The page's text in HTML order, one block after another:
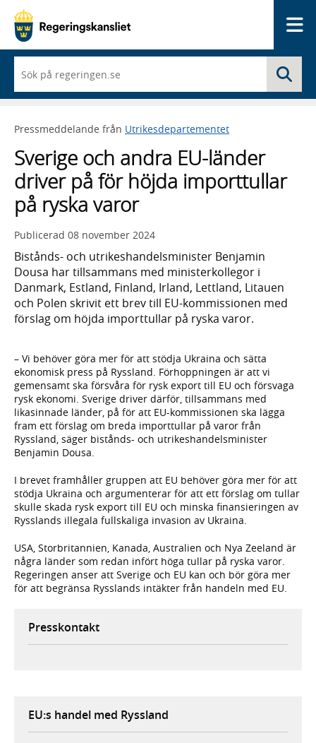
du
börjar
skriva
framträder
lista
med
sökförslag
Pressmeddelande från Utrikesdepartementet
Sverige och andra EU-länder
driver på för höjda importtullar
på ryska varor
Publicerad 08 november 2024
Bistånds- och utrikeshandelsminister Benjamin
Dousa har tillsammans med ministerkollegor i
Danmark, Estland, Finland, Irland, Lettland, Litauen
och Polen skrivit ett brev till EU-kommissionen med
förslag om höjda importtullar på ryska varor.
– Vi behöver göra mer för att stödja Ukraina och sätta
ekonomisk press på Ryssland. Förhoppningen är att vi
gemensamt ska försvåra för rysk export till EU och försvaga
rysk ekonomi. Sverige driver därför, tillsammans med
likasinnade länder, på för att EU-kommissionen ska lägga
fram ett förslag om breda importtullar på varor från
Ryssland, säger bistånds- och utrikeshandelsminister
Benjamin Dousa.
I brevet framhåller gruppen att EU behöver göra mer för att
stödja Ukraina och argumenterar för att ett förslag om tullar
skulle skada rysk export till EU och minska finansieringen av
Rysslands illegala fullskaliga invasion av Ukraina.
USA, Storbritannien, Kanada, Australien och Nya Zeeland är
några länder som redan infört höga tullar på ryska varor.
Regeringen anser att Sverige och EU kan och bör göra mer
för att begränsa Rysslands intäkter från handeln med EU.
Presskontakt
EU:s handel med Ryssland